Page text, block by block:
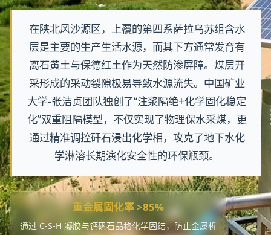
在陕北风沙源区，上覆的第四系萨拉乌苏组含水
层是主要的生产生活水源，而其下方通常发育有
离石黄土与保德红土作为天然防渗屏障。煤层开
采形成的采动裂隙极易导致水源流失。中国矿业
大学-张洁贞团队独创了“注浆隔绝+化学固化稳定
化”双重阻隔模型，不仅实现了物理保水采煤，更
通过精准调控矸石浸出化学相，攻克了地下水化
学淋溶长期演化安全性的环保瓶颈。
重金属固化率 >85%
通过 C-S-H 凝胶与钙矾石晶格化学固结，防止金属析